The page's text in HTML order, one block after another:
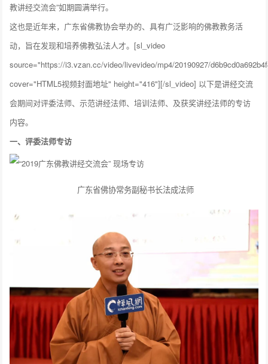
教讲经交流会”如期圆满举行。
这也是近年来，广东省佛教协会举办的、具有广泛影响的佛教教务活
动，旨在发现和培养佛教弘法人才。[sl_video
source="https://i3.vzan.cc/video/livevideo/mp4/20190927/
cover="HTML5视频封面地址" height="416"][/sl_video] 以下是讲经交流
会期间对评委法师、示范讲经法师、培训法师、及获奖讲经法师的专访
内容。
一、评委法师专访
广东省佛协常务副秘书长法成法师